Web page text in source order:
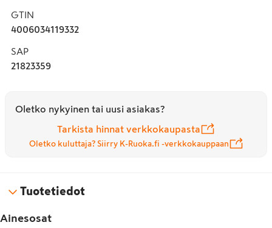
GTIN
4006034119332
SAP
21823359
Oletko nykyinen tai uusi asiakas?
Tarkista hinnat verkkokaupasta
Oletko kuluttaja? Siirry K-Ruoka.fi -verkkokauppaan
Tuotetiedot
Ainesosat